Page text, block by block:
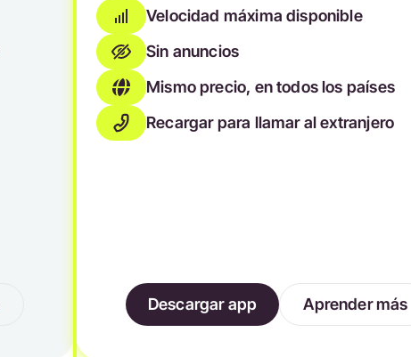
Velocidad máxima disponible
Sin anuncios
Mismo precio, en todos los países
Recargar para llamar al extranjero
Descargar app Aprender más